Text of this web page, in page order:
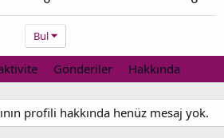
Bul
Gönderiler Hakkında
profili hakkında henüz mesaj yok.